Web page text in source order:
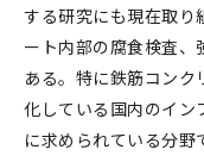
する研究にも現在取り
ート内部の腐食検査、
ある。特に鉄筋コンク
化している国内のイン
に求められている分野